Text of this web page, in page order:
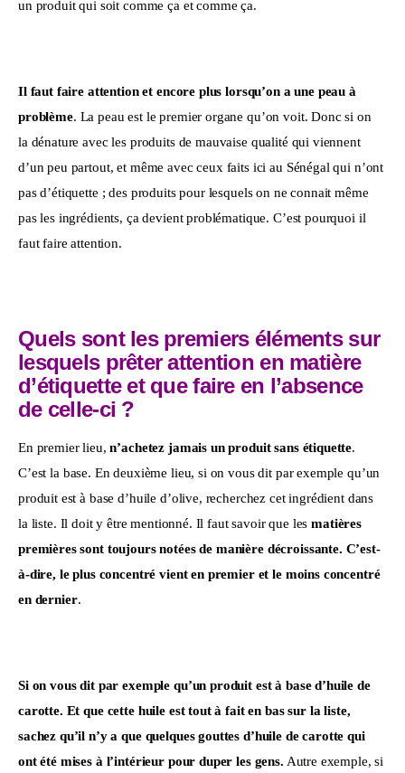
un produit qui soit comme ça et comme ça.
Il faut faire attention et encore plus lorsqu’on a une peau à
problème. La peau est le premier organe qu’on voit. Donc si on
la dénature avec les produits de mauvaise qualité qui viennent
d’un peu partout, et même avec ceux faits ici au Sénégal qui n’ont
pas d’étiquette ; des produits pour lesquels on ne connait même
pas les ingrédients, ça devient problématique. C’est pourquoi il
faut faire attention.
Quels sont les premiers éléments sur
lesquels prêter attention en matière
d’étiquette et que faire en l’absence
de celle-ci ?
En premier lieu, n’achetez jamais un produit sans étiquette.
C’est la base. En deuxième lieu, si on vous dit par exemple qu’un
produit est à base d’huile d’olive, recherchez cet ingrédient dans
la liste. Il doit y être mentionné. Il faut savoir que les matières
premières sont toujours notées de manière décroissante. C’est-
à-dire, le plus concentré vient en premier et le moins concentré
en dernier.
Si on vous dit par exemple qu’un produit est à base d’huile de
carotte. Et que cette huile est tout à fait en bas sur la liste,
sachez qu’il n’y a que quelques gouttes d’huile de carotte qui
ont été mises à l’intérieur pour duper les gens. Autre exemple, si